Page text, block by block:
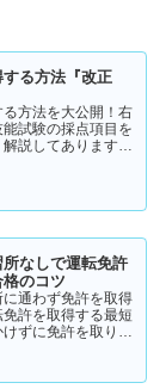
る方法『改正
方法を大公開！右
試験の採点項目を
説してあります。
なしで運転免許
のコツ
通わず免許を取得
許を取得する最短
ずに免許を取りた